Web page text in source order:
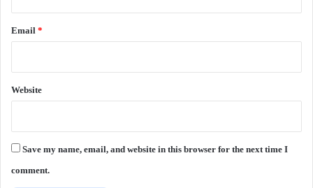
Email *
Website
Save my name, email, and website in this browser for the next time I
comment.